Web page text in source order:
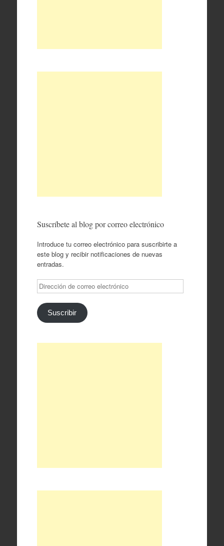
Suscríbete al blog por correo electrónico
Introduce tu correo electrónico para suscribirte a
este blog y recibir notificaciones de nuevas
entradas.
Dirección
de
correo
electrónico
Suscribir